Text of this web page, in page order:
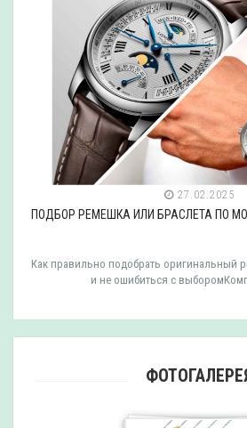
27.02.2025
ПОДБОР РЕМЕШКА ИЛИ БРАСЛЕТА ПО
Как правильно подобрать оригинальный
и не ошибиться с